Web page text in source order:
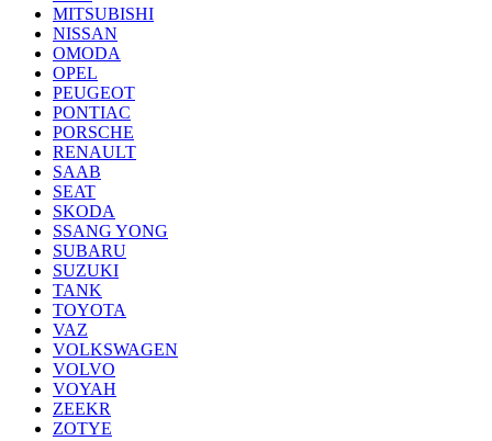
MITSUBISHI
NISSAN
OMODA
OPEL
PEUGEOT
PONTIAC
PORSCHE
RENAULT
SAAB
SEAT
SKODA
SSANG YONG
SUBARU
SUZUKI
TANK
TOYOTA
VAZ
VOLKSWAGEN
VOLVO
VOYAH
ZEEKR
ZOTYE